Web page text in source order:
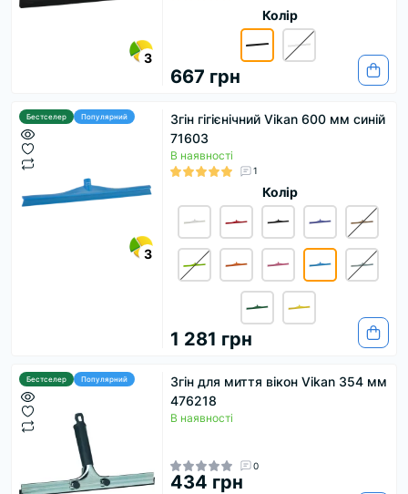
3
Колір
667 грн
Бестселер Популярний
3
Згін гігієнічний Vikan 600 мм синій
71603
В наявності
1
Колір
1 281 грн
Бестселер Популярний
Згін для миття вікон Vikan 354 мм
476218
В наявності
0
434 грн